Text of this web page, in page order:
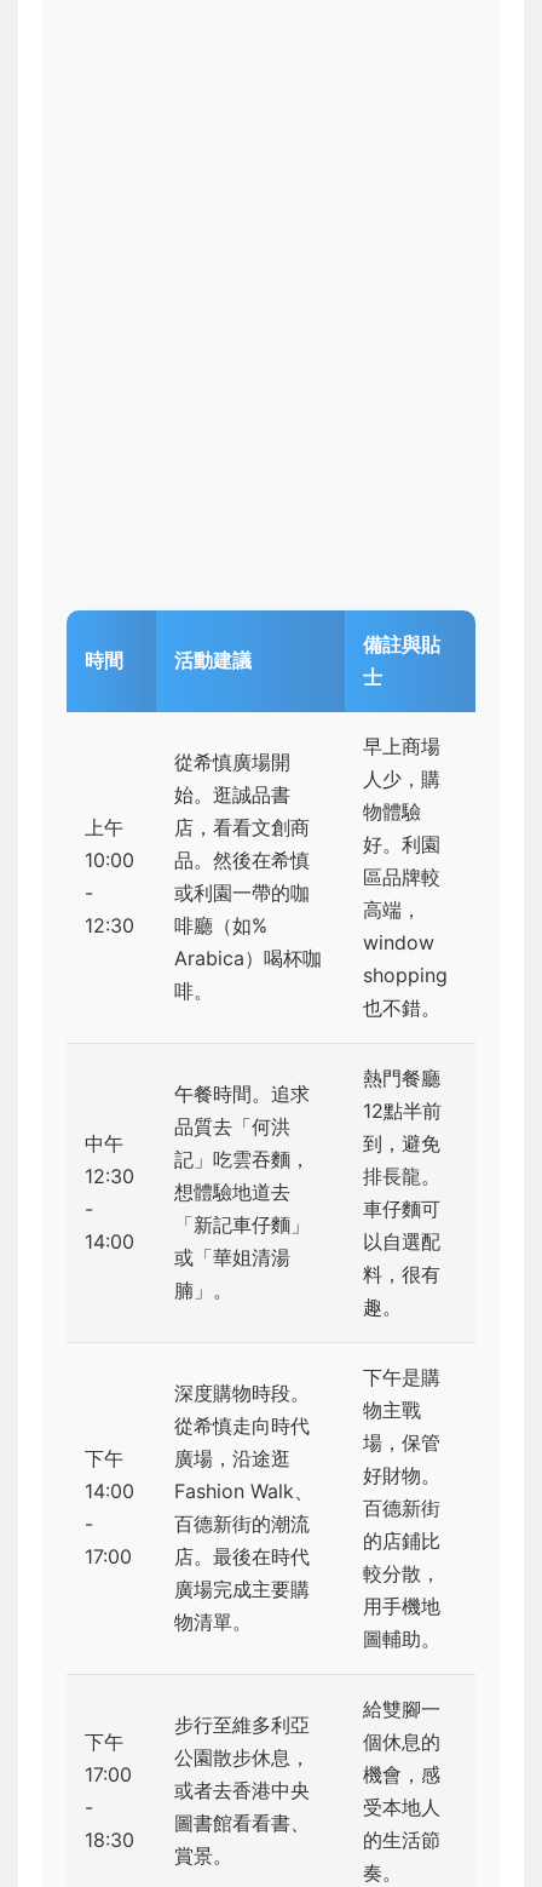
時間 活動建議
備註與貼
士
上午
10:00
-
12:30
從希慎廣場開
始。逛誠品書
店，看看文創商
品。然後在希慎
或利園一帶的咖
啡廳（如%
Arabica）喝杯咖
啡。
早上商場
人少，購
物體驗
好。利園
區品牌較
高端，
window
shopping
也不錯。
中午
12:30
-
14:00
午餐時間。追求
品質去「何洪
記」吃雲吞麵，
想體驗地道去
「新記車仔麵」
或「華姐清湯
腩」。
熱門餐廳
12點半前
到，避免
排長龍。
車仔麵可
以自選配
料，很有
趣。
下午
14:00
-
17:00
深度購物時段。
從希慎走向時代
廣場，沿途逛
Fashion Walk、
百德新街的潮流
店。最後在時代
廣場完成主要購
物清單。
下午是購
物主戰
場，保管
好財物。
百德新街
的店鋪比
較分散，
用手機地
圖輔助。
下午
17:00
-
18:30
步行至維多利亞
公園散步休息，
或者去香港中央
圖書館看看書、
賞景。
給雙腳一
個休息的
機會，感
受本地人
的生活節
奏。